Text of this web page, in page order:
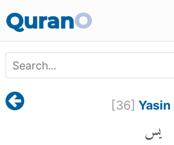
QuranO
[36] Yasin
يس